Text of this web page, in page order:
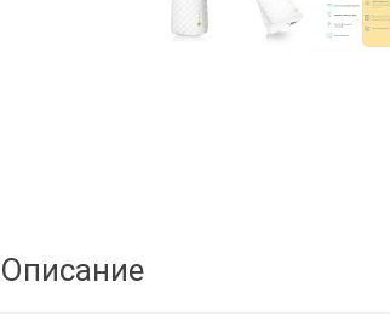
Описание